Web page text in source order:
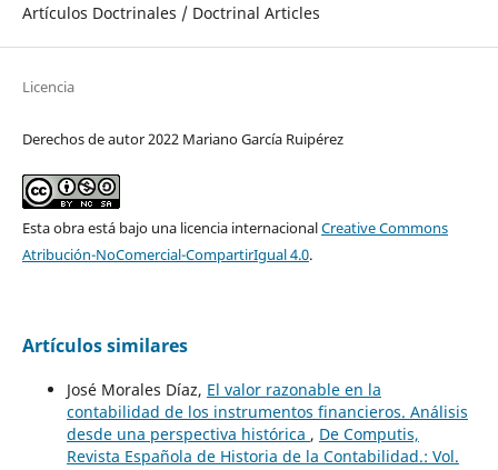
Artículos Doctrinales / Doctrinal Articles
Licencia
Derechos de autor 2022 Mariano García Ruipérez
Esta obra está bajo una licencia internacionalCreative Commons
Atribución-NoComercial-CompartirIgual 4.0.
Artículos similares
José Morales Díaz, El valor razonable en la
contabilidad de los instrumentos financieros. Análisis
desde una perspectiva histórica , De Computis,
Revista Española de Historia de la Contabilidad.: Vol.